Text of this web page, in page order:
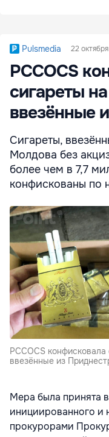
Pulsmedia 22
PCCOCS
сигареты
ввезённые
Сигареты,
Молдова без
более чем в 7,7
конфискованы по
PCCOCS
ввезённые из
Мера была принята
инициированного и
прокурорами